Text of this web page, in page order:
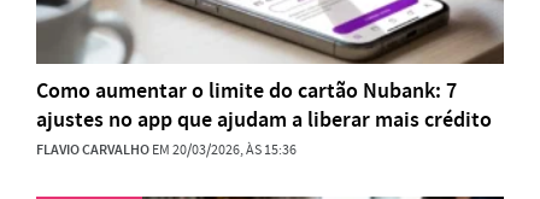
Como aumentar o limite do cartão Nubank: 7
ajustes no app que ajudam a liberar mais crédito
FLAVIO CARVALHOEM 20/03/2026, ÀS 15:36